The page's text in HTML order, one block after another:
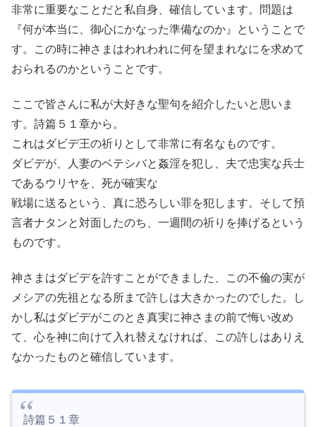
非常に重要なことだと私自身、確信しています。問題は
『何が本当に、御心にかなった準備なのか』ということで
す。この時に神さまはわれわれに何を望まれなにを求めて
おられるのかということです。
ここで皆さんに私が大好きな聖句を紹介したいと思いま
す。詩篇５１章から。
これはダビデ王の祈りとして非常に有名なものです。
ダビデが、人妻のベテシバと姦淫を犯し、夫で忠実な兵士
であるウリヤを、死が確実な
戦場に送るという、真に恐ろしい罪を犯します。そして預
言者ナタンと対面したのち、一週間の祈りを捧げるという
ものです。
神さまはダビデを許すことができました、この不倫の実が
メシアの先祖となる所まで許しは大きかったのでした。し
かし私はダビデがこのとき真実に神さまの前で悔い改め
て、心を神に向けて入れ替えなければ、この許しはありえ
なかったものと確信しています。
詩篇５１章